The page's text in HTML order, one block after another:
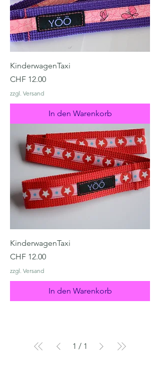
KinderwagenTaxi
Preis
CHF 12.00
zzgl. Versand
In den Warenkorb
KinderwagenTaxi
Preis
CHF 12.00
zzgl. Versand
In den Warenkorb
1 / 1